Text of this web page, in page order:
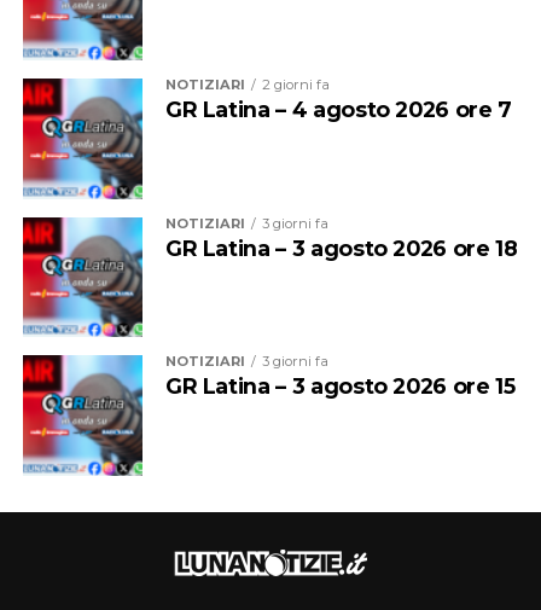
NOTIZIARI 2 giorni fa
GR Latina – 4 agosto 2026 ore 7
NOTIZIARI 3 giorni fa
GR Latina – 3 agosto 2026 ore 18
NOTIZIARI 3 giorni fa
GR Latina – 3 agosto 2026 ore 15